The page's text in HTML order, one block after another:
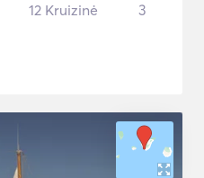
12 Kruizinė 3